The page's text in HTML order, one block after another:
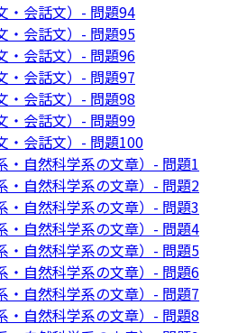
・会話文）- 問題94
・会話文）- 問題95
・会話文）- 問題96
・会話文）- 問題97
・会話文）- 問題98
・会話文）- 問題99
・会話文）- 問題100
・自然科学系の文章）- 問題1
・自然科学系の文章）- 問題2
・自然科学系の文章）- 問題3
・自然科学系の文章）- 問題4
・自然科学系の文章）- 問題5
・自然科学系の文章）- 問題6
・自然科学系の文章）- 問題7
・自然科学系の文章）- 問題8